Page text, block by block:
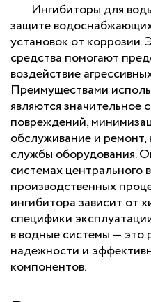
Ингибиторы для
защите
установок от коррозии.
средства помогают
воздействие
Преимуществами
являются
повреждений,
обслуживание и
службы оборудования.
системах центрального
производственных
ингибитора зависит от
специфики
в водные системы —
надежности и
компонентов.